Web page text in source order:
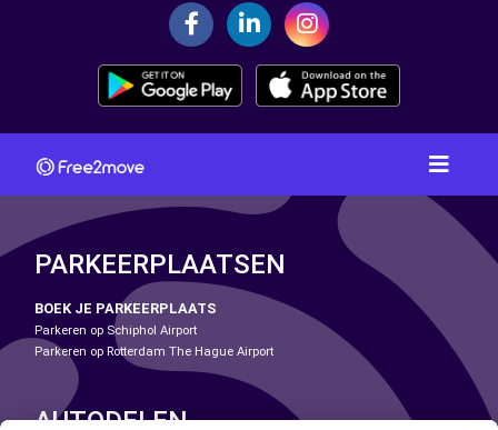
PARKEERPLAATSEN
BOEK JE PARKEERPLAATS
Parkeren op Schiphol Airport
Parkeren op Rotterdam The Hague Airport
AUTODELEN